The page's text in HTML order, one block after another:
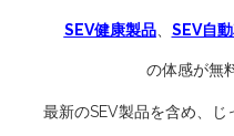
SEV健康製品、 SEV自
の体感が無
最新のSEV製品を含め、